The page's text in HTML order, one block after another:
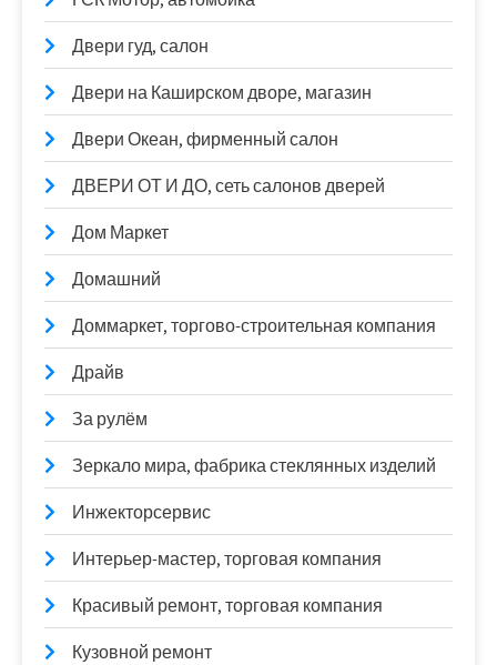
Двери гуд, салон
Двери на Каширском дворе, магазин
Двери Океан, фирменный салон
ДВЕРИ ОТ И ДО, сеть салонов дверей
Дом Маркет
Домашний
Доммаркет, торгово-строительная компания
Драйв
За рулём
Зеркало мира, фабрика стеклянных изделий
Инжекторсервис
Интерьер-мастер, торговая компания
Красивый ремонт, торговая компания
Кузовной ремонт